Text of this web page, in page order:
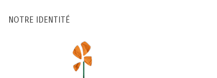
NOTRE IDENTITÉ